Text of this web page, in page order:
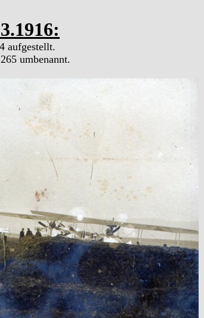
aufgestellt.
umbenannt.